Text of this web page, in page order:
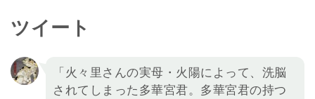
ツイート
「火々里さんの実母・火陽によって、洗脳
されてしまった多華宮君。多華宮君の持つ